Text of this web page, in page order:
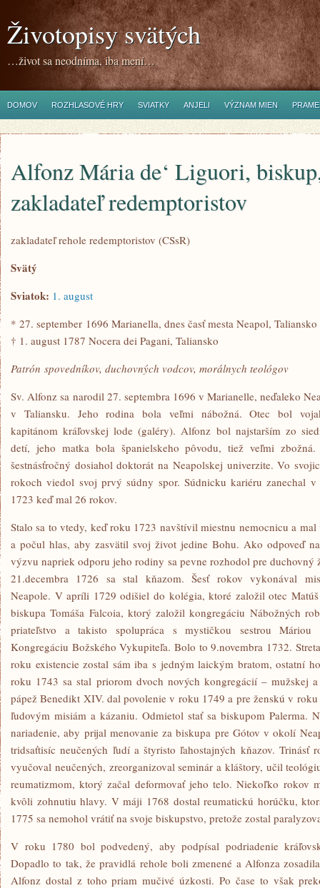
Životopisy svätých
…život sa neodníma, iba mení…
DOMOV ROZHLASOVÉ HRY SVIATKY ANJELI VÝZNAM MIEN
Alfonz Mária de‘ Liguori,
zakladateľ redemptoristov
zakladateľ rehole redemptoristov (CSsR)
Svätý
Sviatok: 1. august
* 27. september 1696 Marianella, dnes časť mesta Neapol, Taliansko
† 1. august 1787 Nocera dei Pagani, Taliansko
Patrón spovedníkov, duchovných vodcov, morálnych teológov
Sv. Alfonz sa narodil 27. septembra 1696 v Marianelle, neďaleko
v Taliansku. Jeho rodina bola veľmi nábožná. Otec bol
kapitánom kráľovskej lode (galéry). Alfonz bol najstarším zo
detí, jeho matka bola španielskeho pôvodu, tiež veľmi
šestnásťročný dosiahol doktorát na Neapolskej univerzite. Vo
rokoch viedol svoj prvý súdny spor. Súdnicku kariéru zanechal
1723 keď mal 26 rokov.
Stalo sa to vtedy, keď roku 1723 navštívil miestnu nemocnicu a
a počul hlas, aby zasvätil svoj život jedine Bohu. Ako odpoveď
výzvu napriek odporu jeho rodiny sa pevne rozhodol pre duchovný
21.decembra 1726 sa stal kňazom. Šesť rokov vykonával
Neapole. V apríli 1729 odišiel do kolégia, ktoré založil otec
biskupa Tomáša Falcoia, ktorý založil kongregáciu Nábožných
priateľstvo a takisto spolupráca s mystičkou sestrou
Kongregáciu Božského Vykupiteľa. Bolo to 9.novembra 1732.
roku existencie zostal sám iba s jedným laickým bratom, ostatní
roku 1743 sa stal priorom dvoch nových kongregácií – mužskej
pápež Benedikt XIV. dal povolenie v roku 1749 a pre ženskú v
ľudovým misiám a kázaniu. Odmietol stať sa biskupom Palerma.
nariadenie, aby prijal menovanie za biskupa pre Gótov v okolí
tridsaťtisíc neučených ľudí a štyristo ľahostajných kňazov.
vyučoval neučených, zreorganizoval seminár a kláštory, učil
reumatizmom, ktorý začal deformovať jeho telo. Niekoľko rokov
kvôli zohnutiu hlavy. V máji 1768 dostal reumatickú horúčku,
1775 sa nemohol vrátiť na svoje biskupstvo, pretože zostal
V roku 1780 bol podvedený, aby podpísal podriadenie
Dopadlo to tak, že pravidlá rehole boli zmenené a Alfonza
Alfonz dostal z toho priam mučivé úzkosti. Po čase to však